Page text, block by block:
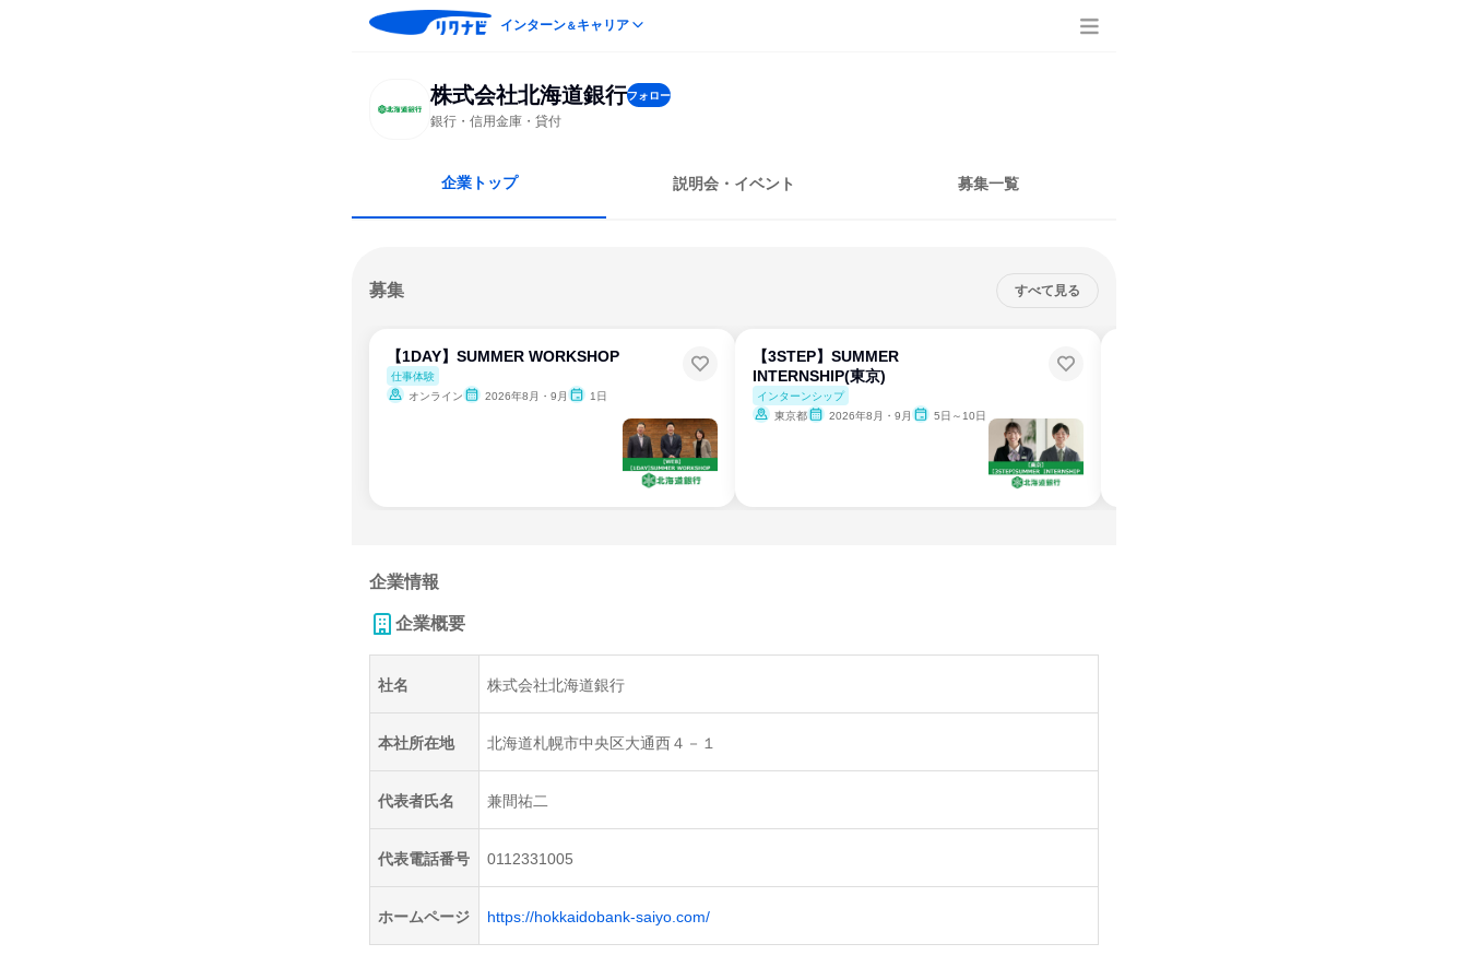
インターン＆キャリア
株式会社北海道銀行フォロー
銀行・信用金庫・貸付
企業トップ 説明会・イベント 募集一覧
募集 すべて見る
【1DAY】SUMMER WORKSHOP
仕事体験
オンライン
2026年8月・9月 1日
【3STEP】SUMMER
INTERNSHIP(東京)
インターンシップ
東京都
2026年8月・9月 5日～10日
企業情報
企業概要
社名 株式会社北海道銀行
本社所在地 北海道札幌市中央区大通西４－１
代表者氏名 兼間祐二
代表電話番号 0112331005
ホームページ https://hokkaidobank-saiyo.com/